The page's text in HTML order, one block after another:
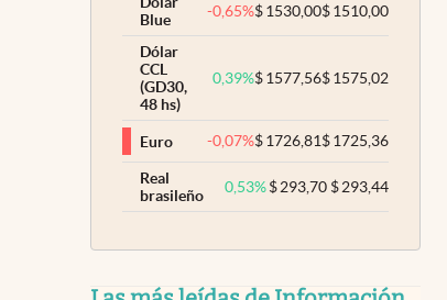
Blue
-0,65%$1530,00$1510,00
Dólar
CCL
(GD30,
48 hs)
0,39%$1577,56$1575,02
Euro -0,07%$1726,81$1725,36
Real
brasileño
0,53% $293,70 $293,44